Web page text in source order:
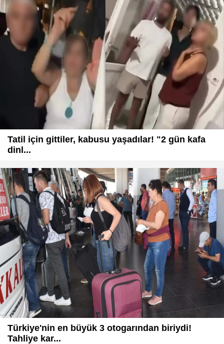
Tatil için gittiler, kabusu yaşadılar! "2 gün kafa
dinl...
Türkiye'nin en büyük 3 otogarından biriydi!
Tahliye kar...